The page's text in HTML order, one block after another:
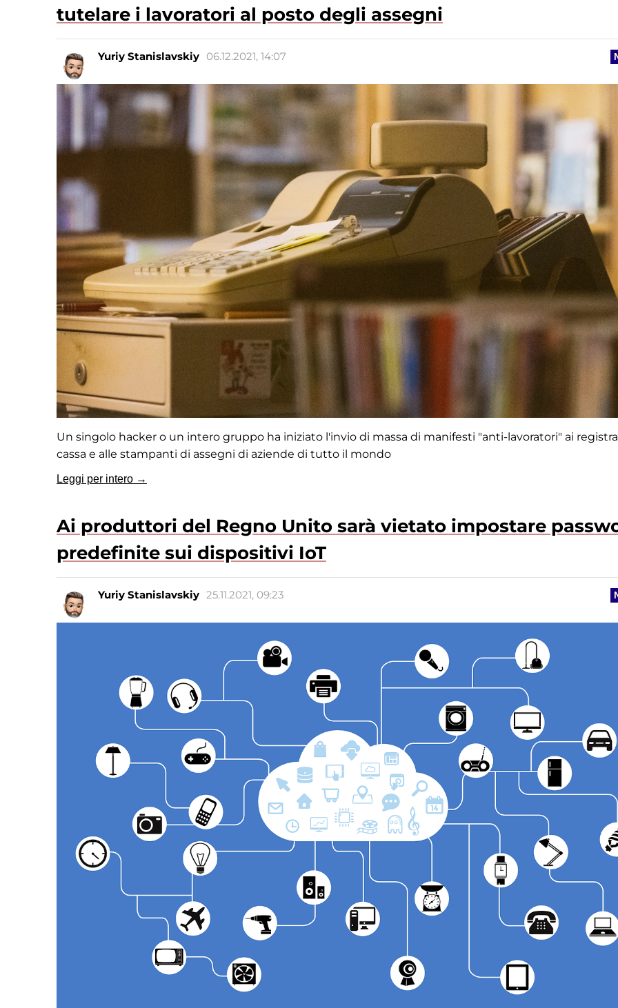
tutelare i lavoratori al posto degli assegni
Yuriy Stanislavskiy 06.12.2021, 14:07
Un singolo hacker o un intero gruppo ha iniziato l'invio di massa di manifesti "anti-lavoratori" ai
cassa e alle stampanti di assegni di aziende di tutto il mondo
Leggi per intero →
Ai produttori del Regno Unito sarà vietato impostare
predefinite sui dispositivi IoT
Yuriy Stanislavskiy 25.11.2021, 09:23